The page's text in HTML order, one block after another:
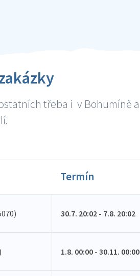
třeba i v Bohumíně a
Termín
30.7. 20:02 - 7.8. 20:02
1.8. 00:00 - 30.11. 00:00